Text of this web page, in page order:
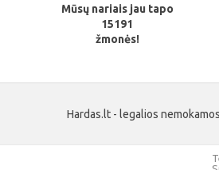
Mūsų nariais jau tapo
15191
žmonės!
Hardas.lt - legalios